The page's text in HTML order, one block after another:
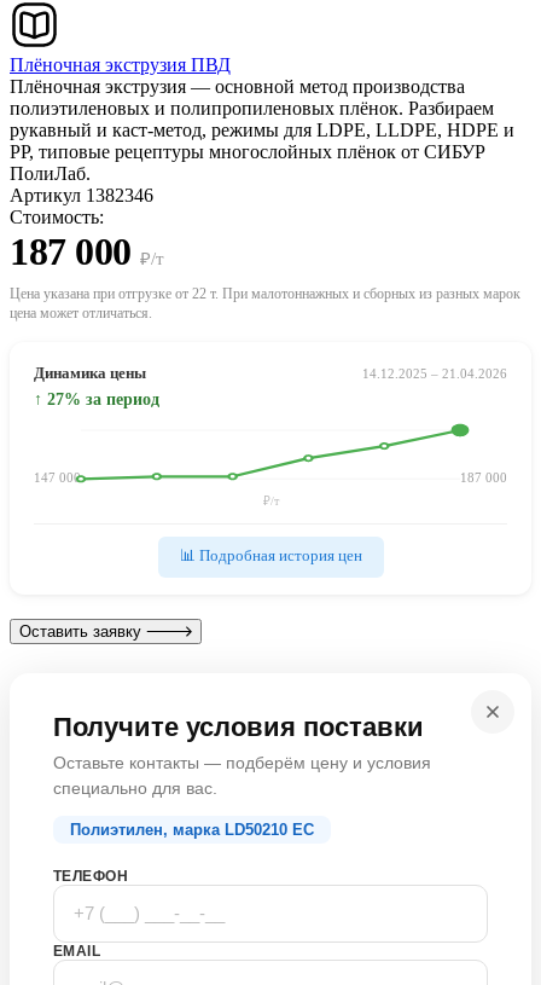
Плёночная экструзия ПВД
Плёночная экструзия — основной метод производства
полиэтиленовых и полипропиленовых плёнок. Разбираем
рукавный и каст-метод, режимы для LDPE, LLDPE, HDPE и
PP, типовые рецептуры многослойных плёнок от СИБУР
ПолиЛаб.
Артикул 1382346
Стоимость:
187 000 ₽/т
Цена указана при отгрузке от 22 т. При малотоннажных и сборных из разных марок
цена может отличаться.
Динамика цены 14.12.2025 – 21.04.2026
↑ 27% за период
147 000 187 000
₽/т
📊 Подробная история цен
Оставить заявку
Получите условия поставки
Оставьте контакты — подберём цену и условия
специально для вас.
Полиэтилен, марка LD50210 EC
ТЕЛЕФОН
EMAIL